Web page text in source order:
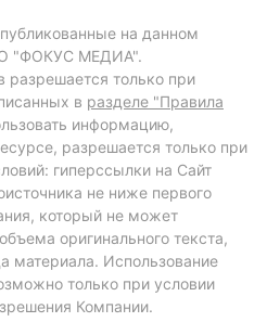
на данном
"ФОКУС МЕДИА".
разрешается только при
в разделе "Правила
информацию,
разрешается только при
гиперссылки на Сайт
не ниже первого
который не может
оригинального текста,
материала. Использование
только при условии
Компании.